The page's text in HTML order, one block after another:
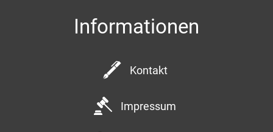
Informationen
Kontakt
Impressum